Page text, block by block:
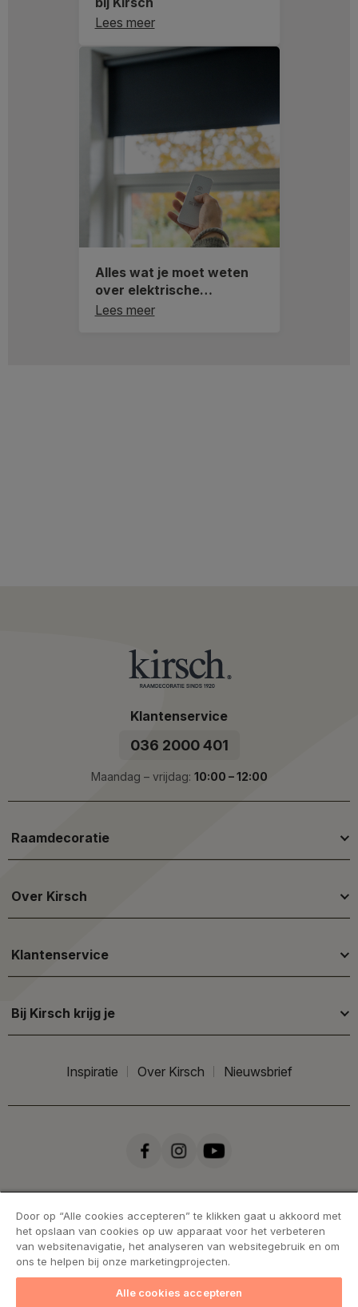
Lees meer
Alles wat je moet weten
over elektrische
raamdecoratie
Lees meer
Klantenservice
036 2000 401
Maandag – vrijdag: 10:00 – 12:00
Raamdecoratie
Over Kirsch
Klantenservice
Bij Kirsch krijg je
Inspiratie Over Kirsch Nieuwsbrief
Door op “Alle cookies accepteren” te klikken gaat u akkoord met
het opslaan van cookies op uw apparaat voor het verbeteren
van websitenavigatie, het analyseren van websitegebruik en om
ons te helpen bij onze marketingprojecten.
Alle cookies accepteren